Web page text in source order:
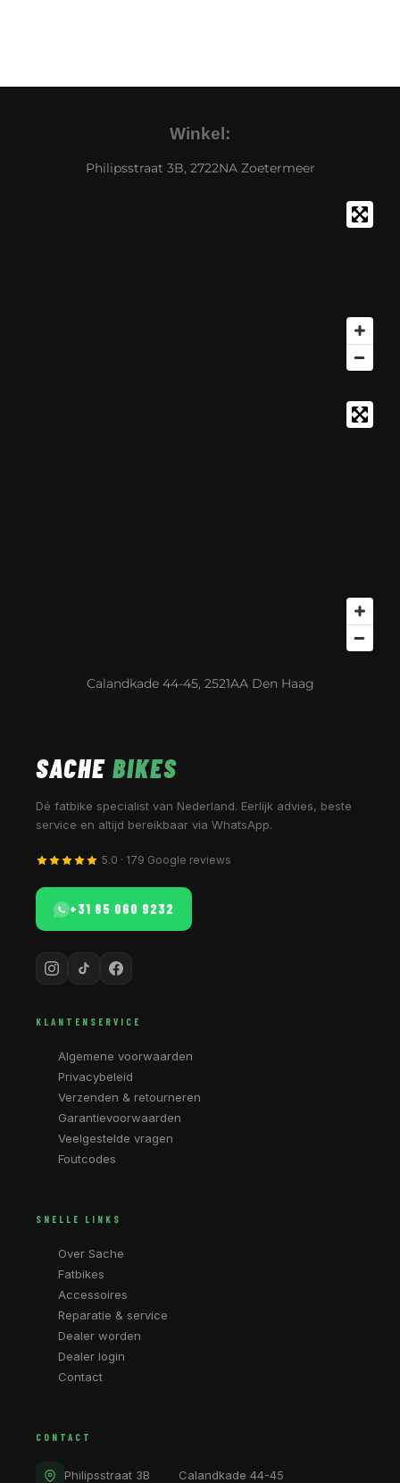
Winkel:
Philipsstraat 3B, 2722NA Zoetermeer
Calandkade 44-45, 2521AA Den Haag
SACHE BIKES
Dé fatbike specialist van Nederland. Eerlijk advies, beste
service en altijd bereikbaar via WhatsApp.
5.0 · 179 Google reviews
+31 85 060 9232
KLANTENSERVICE
Algemene voorwaarden
Privacybeleid
Verzenden & retourneren
Garantievoorwaarden
Veelgestelde vragen
Foutcodes
SNELLE LINKS
Over Sache
Fatbikes
Accessoires
Reparatie & service
Dealer worden
Dealer login
Contact
CONTACT
Philipsstraat 3B
Calandkade 44-45